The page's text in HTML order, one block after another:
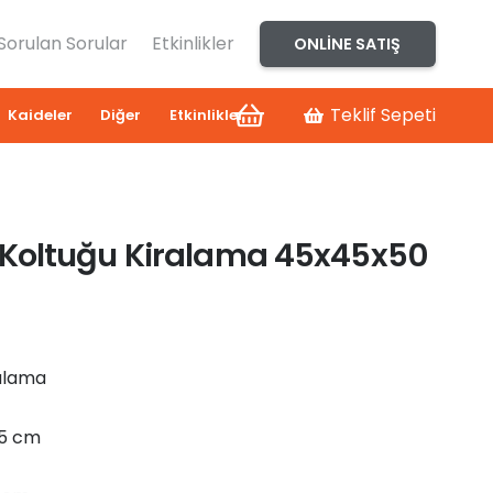
Sorular Etkinlikler ONLINE SATIŞ
Kaideler Diğer Etkinlikler Teklif Sepeti
Kiralama 45x45x50
cm